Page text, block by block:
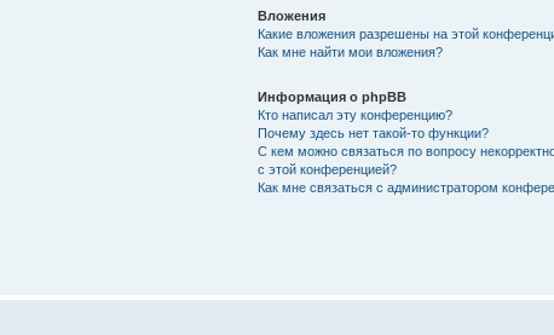
Вложения
Какие вложения разрешены на этой
Как мне найти мои вложения?
Информация о phpBB
Кто написал эту конференцию?
Почему здесь нет такой-то функции?
С кем можно связаться по вопросу
с этой конференцией?
Как мне связаться с администратором